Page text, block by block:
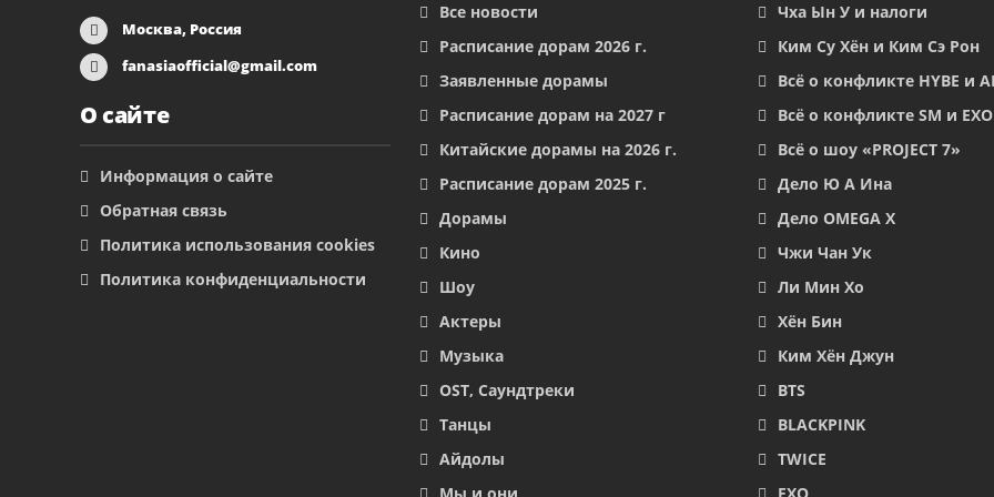
Москва, Россия
fanasiaofficial@gmail.com
О сайте
Информация о сайте
Обратная связь
Политика использования cookies
Политика конфиденциальности
Все новости
Расписание дорам 2026 г.
Заявленные дорамы
Расписание дорам на 2027 г
Китайские дорамы на 2026 г.
Расписание дорам 2025 г.
Дорамы
Кино
Шоу
Актеры
Музыка
OST, Саундтреки
Танцы
Айдолы
Чха Ын У и налоги
Ким Су Хён и Ким Сэ Рон
Всё о конфликте HYBE и
Всё о конфликте SM и EXO
Всё о шоу «PROJECT 7»
Дело Ю А Ина
Дело OMEGA X
Чжи Чан Ук
Ли Мин Хо
Хён Бин
Ким Хён Джун
BTS
BLACKPINK
TWICE